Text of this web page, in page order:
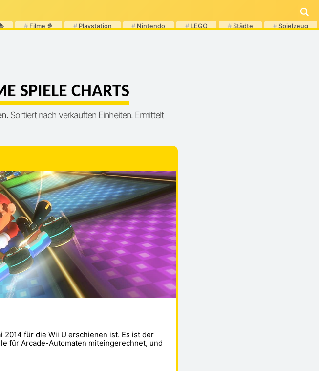
# Filme 🍿 # Playstation # Nintendo # LEGO # Städte # Spielzeug
SPIELE CHARTS
Sortiert nach verkauften Einheiten. Ermittelt
2014 für die Wii U erschienen ist. Es ist der
für Arcade-Automaten miteingerechnet, und